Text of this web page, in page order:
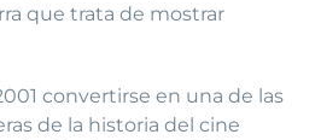
que trata de mostrar
convertirse en una de las
de la historia del cine